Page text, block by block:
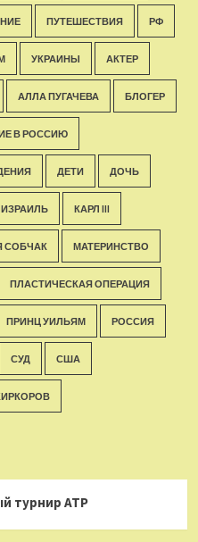
ПУТЕШЕСТВИЯ РФ
УКРАИНЫ АКТЕР
АЛЛА ПУГАЧЕВА БЛОГЕР
В РОССИЮ
ДЕТИ ДОЧЬ
ИЗРАИЛЬ КАРЛ III
СОБЧАК МАТЕРИНСТВО
ПЛАСТИЧЕСКАЯ ОПЕРАЦИЯ
ПРИНЦ УИЛЬЯМ РОССИЯ
СУД США
турнир ATP